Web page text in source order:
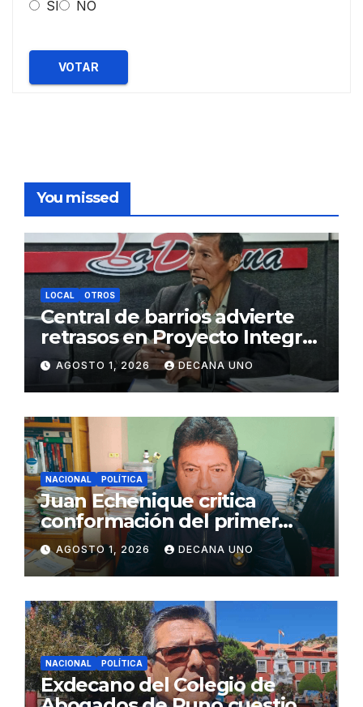
SI NO
VOTAR
You missed
LOCAL OTROS
Central de barrios advierte
retrasos en Proyecto Integral
de Agua y Alcantarillado para
Juliaca
AGOSTO 1, 2026 DECANA UNO
NACIONAL POLÍTICA
Juan Echenique critica
conformación del primer
gabinete ministerial de Keiko
Fujimori
AGOSTO 1, 2026 DECANA UNO
NACIONAL POLÍTICA
Exdecano del Colegio de